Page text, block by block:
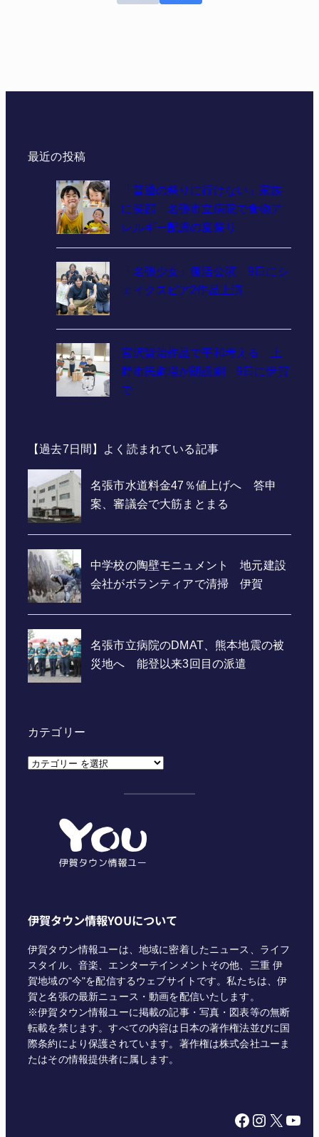
最近の投稿
「普通の祭りに行けない」家族
に笑顔 名張市立病院で食物ア
レルギー配慮の夏祭り
「名張少女」復活公演 9日にシ
ェイクスピア2作品上演
宮沢賢治作品で平和考える 上
野市民劇場が朗読劇 9日に伊賀
で
【過去7日間】よく読まれている記事
カテゴリー
カ
伊賀タウン情報YOUについて
伊賀タウン情報ユーは、地域に密着したニュース、ライフ
スタイル、音楽、エンターテインメントその他、三重 伊
賀地域の"今"を配信するウェブサイトです。私たちは、伊
賀と名張の最新ニュース・動画を配信いたします。
※伊賀タウン情報ユーに掲載の記事・写真・図表等の無断
転載を禁じます。すべての内容は日本の著作権法並びに国
際条約により保護されています。著作権は株式会社ユーま
たはその情報提供者に属します。
Facebook Instagram X YouTube